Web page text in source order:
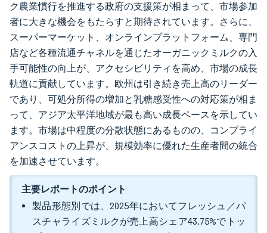
ク農業慣行を推進する政府の支援策が相まって、市場参加
者に大きな機会をもたらすと期待されています。さらに、
スーパーマーケット、オンラインプラットフォーム、専門
店など各種流通チャネルを通じたオーガニックミルクの入
手可能性の向上が、アクセシビリティを高め、市場の成長
軌道に貢献しています。欧州は引き続き売上高のリーダー
であり、可処分所得の増加と乳糖感受性への対応策が相ま
って、アジア太平洋地域が最も高い成長ペースを示してい
ます。市場は中程度の分散状態にあるものの、コンプライ
アンスコストの上昇が、規模効率に優れた生産者間の統合
を加速させています。
主要レポートのポイント
製品形態別では、2025年においてフレッシュ／パ
スチャライズミルクが売上高シェア43.75%でトッ